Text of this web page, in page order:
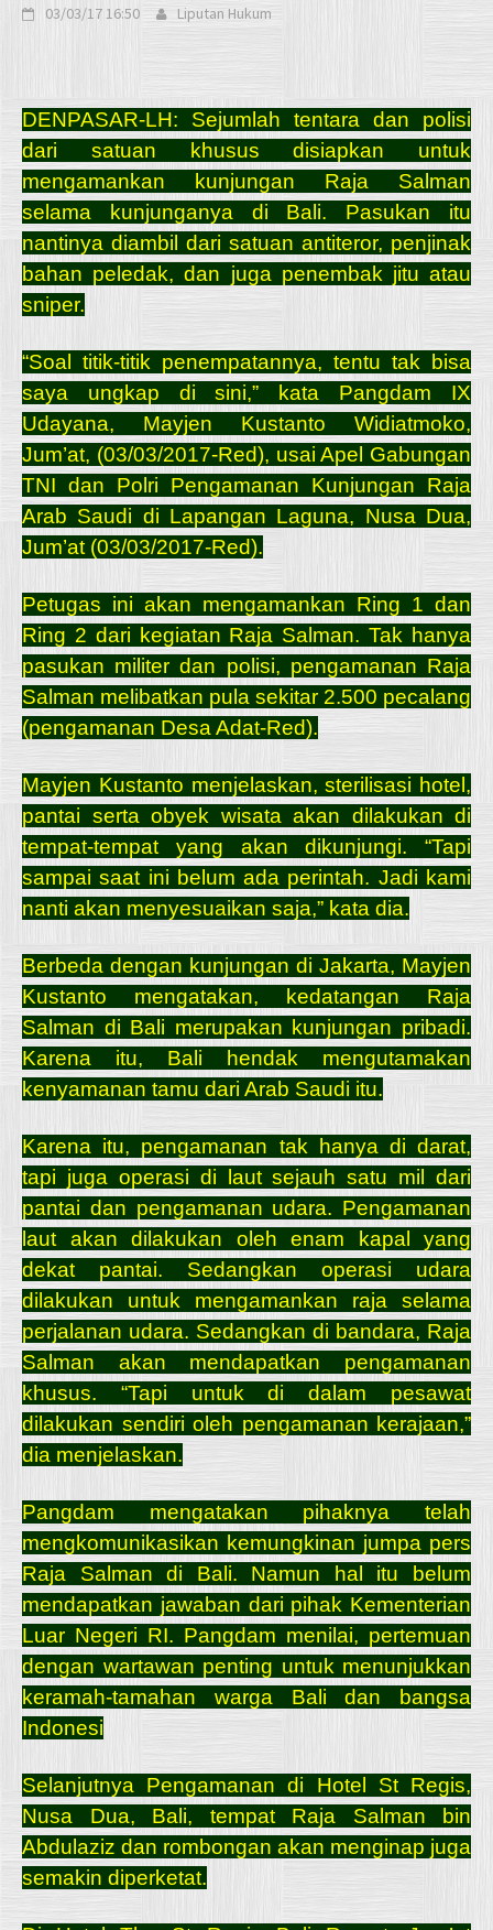
03/03/17 16:50 Liputan Hukum
DENPASAR-LH: Sejumlah tentara dan polisi
dari satuan khusus disiapkan untuk
mengamankan kunjungan Raja Salman
selama kunjunganya di Bali. Pasukan itu
nantinya diambil dari satuan antiteror, penjinak
bahan peledak, dan juga penembak jitu atau
sniper.
“Soal titik-titik penempatannya, tentu tak bisa
saya ungkap di sini,” kata Pangdam IX
Udayana, Mayjen Kustanto Widiatmoko,
Jum’at, (03/03/2017-Red), usai Apel Gabungan
TNI dan Polri Pengamanan Kunjungan Raja
Arab Saudi di Lapangan Laguna, Nusa Dua,
Jum’at (03/03/2017-Red).
Petugas ini akan mengamankan Ring 1 dan
Ring 2 dari kegiatan Raja Salman. Tak hanya
pasukan militer dan polisi, pengamanan Raja
Salman melibatkan pula sekitar 2.500 pecalang
(pengamanan Desa Adat-Red).
Mayjen Kustanto menjelaskan, sterilisasi hotel,
pantai serta obyek wisata akan dilakukan di
tempat-tempat yang akan dikunjungi. “Tapi
sampai saat ini belum ada perintah. Jadi kami
nanti akan menyesuaikan saja,” kata dia.
Berbeda dengan kunjungan di Jakarta, Mayjen
Kustanto mengatakan, kedatangan Raja
Salman di Bali merupakan kunjungan pribadi.
Karena itu, Bali hendak mengutamakan
kenyamanan tamu dari Arab Saudi itu.
Karena itu, pengamanan tak hanya di darat,
tapi juga operasi di laut sejauh satu mil dari
pantai dan pengamanan udara. Pengamanan
laut akan dilakukan oleh enam kapal yang
dekat pantai. Sedangkan operasi udara
dilakukan untuk mengamankan raja selama
perjalanan udara. Sedangkan di bandara, Raja
Salman akan mendapatkan pengamanan
khusus. “Tapi untuk di dalam pesawat
dilakukan sendiri oleh pengamanan kerajaan,”
dia menjelaskan.
Pangdam mengatakan pihaknya telah
mengkomunikasikan kemungkinan jumpa pers
Raja Salman di Bali. Namun hal itu belum
mendapatkan jawaban dari pihak Kementerian
Luar Negeri RI. Pangdam menilai, pertemuan
dengan wartawan penting untuk menunjukkan
keramah-tamahan warga Bali dan bangsa
Indonesi
Selanjutnya Pengamanan di Hotel St Regis,
Nusa Dua, Bali, tempat Raja Salman bin
Abdulaziz dan rombongan akan menginap juga
semakin diperketat.